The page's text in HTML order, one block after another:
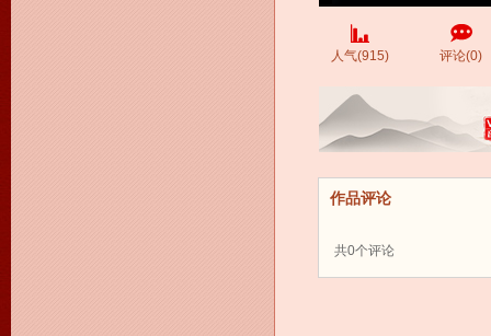
人气(915) 评论(0)
作品评论
共0个评论